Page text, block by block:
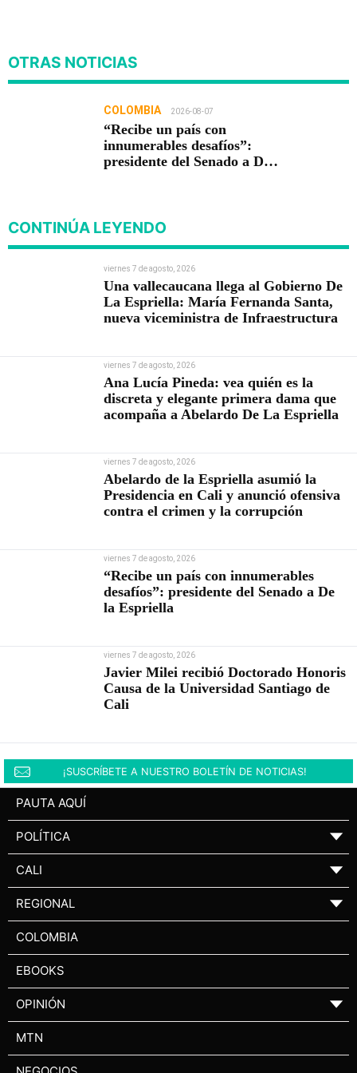
OTRAS NOTICIAS
COLOMBIA 2026-08-07
“Recibe un país con
innumerables desafíos”:
presidente del Senado a De
CONTINÚA LEYENDO
viernes 7 de agosto, 2026
Una vallecaucana llega al Gobierno De
La Espriella: María Fernanda Santa,
nueva viceministra de Infraestructura
viernes 7 de agosto, 2026
Ana Lucía Pineda: vea quién es la
discreta y elegante primera dama que
acompaña a Abelardo De La Espriella
viernes 7 de agosto, 2026
Abelardo de la Espriella asumió la
Presidencia en Cali y anunció ofensiva
contra el crimen y la corrupción
viernes 7 de agosto, 2026
“Recibe un país con innumerables
desafíos”: presidente del Senado a De
la Espriella
viernes 7 de agosto, 2026
Javier Milei recibió Doctorado Honoris
Causa de la Universidad Santiago de
Cali
¡SUSCRÍBETE A NUESTRO BOLETÍN DE NOTICIAS!
PAUTA AQUÍ
POLÍTICA ▼
CALI ▼
REGIONAL ▼
COLOMBIA
EBOOKS
OPINIÓN ▼
MTN